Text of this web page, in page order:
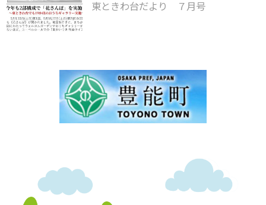
東ときわ台だより ７月号